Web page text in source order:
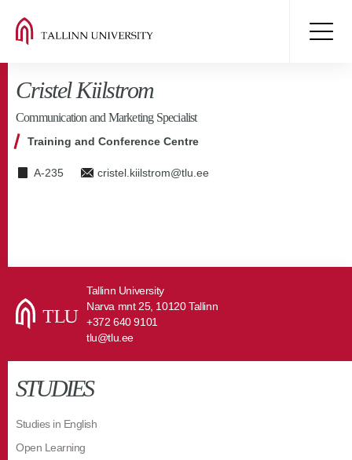
Cristel Kiilstrom
Communication and Marketing Specialist
Training and Conference Centre
A-235 cristel.kiilstrom@tlu.ee
Tallinn University
Narva mnt 25, 10120 Tallinn
+372 640 9101
tlu@tlu.ee
STUDIES
Studies in English
Open Learning